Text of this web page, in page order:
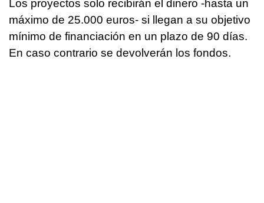
Los proyectos solo recibirán el dinero -hasta un
máximo de 25.000 euros- si llegan a su objetivo
mínimo de financiación en un plazo de 90 días.
En caso contrario se devolverán los fondos.